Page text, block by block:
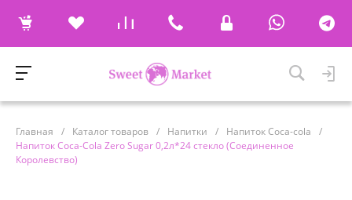
Главная / Каталог товаров / Напитки / Напиток Coca-cola
/
Напиток Coca-Cola Zero Sugar 0,2л*24 стекло (Соединенное
Королевство)